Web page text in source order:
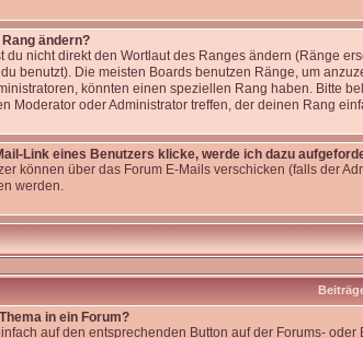
ändern?
du nicht direkt den Wortlaut des Ranges ändern (Ränge
benutzt). Die meisten Boards benutzen Ränge, um
könnten einen speziellen Rang haben. Bitte
Moderator oder Administrator treffen, der deinen Rang
Link eines Benutzers klicke, werde ich dazu
können über das Forum E-Mails verschicken (falls der
werden.
in ein Forum?
auf den entsprechenden Button auf der Forums-